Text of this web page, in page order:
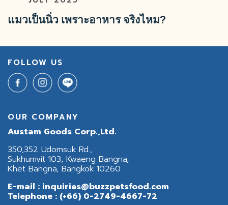
แมวเป็นนิ่ว เพราะอาหาร จริงไหม?
FOLLOW US
OUR COMPANY
Austam Goods Corp.,Ltd.
350,352 Udomsuk Rd.,
Sukhumvit 103, Kwaeng Bangna,
Khet Bangna, Bangkok 10260
E-mail : inquiries@buzzpetsfood.com
Telephone : (+66) 0-2749-4667-72